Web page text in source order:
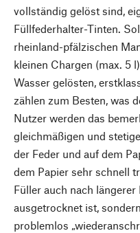
vollständig gelöst sind,
Füllfederhalter-Tinten.
rheinland-pfälzischen
kleinen Chargen (max. 5
Wasser gelösten,
zählen zum Besten, was
Nutzer werden das
gleichmäßigen und
der Feder und auf dem
dem Papier sehr schnell
Füller auch nach
ausgetrocknet ist,
problemlos